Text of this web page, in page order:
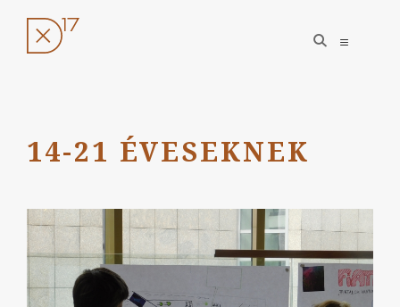
tartalomhoz
open
search
open
14-21 ÉVESEKNEK